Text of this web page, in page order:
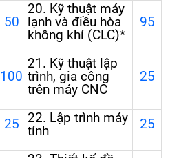
50
20. Kỹ thuật máy
lạnh và điều hòa
không khí (CLC)*
95
100
21. Kỹ thuật lập
trình, gia công
trên máy CNC
25
25 22. Lập trình máy
tính
25